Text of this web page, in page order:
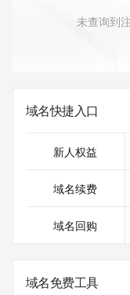
未查询到
域名快捷入口
新人权益
域名续费
域名回购
域名免费工具